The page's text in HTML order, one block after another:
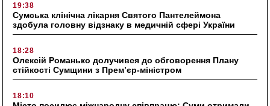
19:38
Сумська клінічна лікарня Святого Пантелеймона
здобула головну відзнаку в медичній сфері України
18:28
Олексій Романько долучився до обговорення Плану
стійкості Сумщини з Прем’єр-міністром
18:10